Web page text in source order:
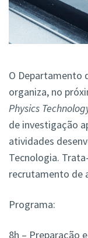
O Departamento
organiza, no
Physics
de investigação
atividades
Tecnologia.
recrutamento de
Programa:
8h – Preparação